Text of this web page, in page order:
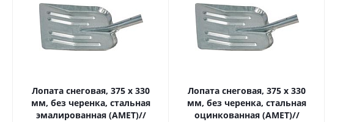
Лопата снеговая, 375 х 330
мм, без черенка, стальная
эмалированная (АМЕТ)//
Лопата снеговая, 375 х 330
мм, без черенка, стальная
оцинкованная (АМЕТ)//